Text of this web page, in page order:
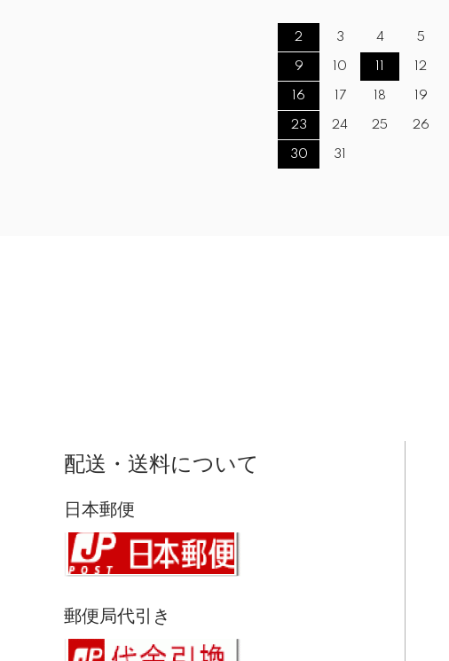
2 3 4 5
9 10 12
16 17 18 19
23 24 25 26
30 31
配送・送料について
日本郵便
郵便局代引き